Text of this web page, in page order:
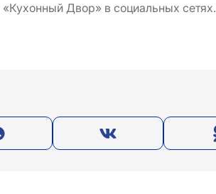
«Кухонный Двор» в социальных сетях.